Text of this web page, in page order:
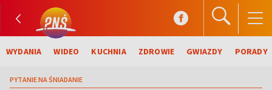
WYDANIA WIDEO KUCHNIA ZDROWIE GWIAZDY PORADY
PYTANIE NA ŚNIADANIE